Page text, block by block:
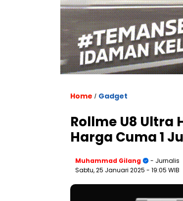
Home / Gadget
Rollme U8 Ultra
Harga Cuma 1
Muhammad Gilang
- Jurnalis
Sabtu, 25 Januari 2025 - 19:05 WIB